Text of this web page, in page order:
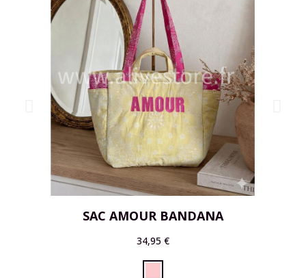
SAC AMOUR BANDANA
34,95 €